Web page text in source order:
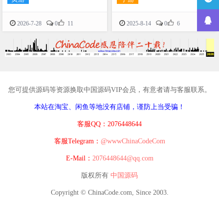
2026-7-28 0 11 2025-8-14 0 6
您可提供源码等资源换取中国源码VIP会员，有意者请与客服联系。
本站在淘宝、闲鱼等地没有店铺，谨防上当受骗！
客服QQ：2076448644
客服Telegram： @wwwChinaCodeCom
E-Mail： 2076448644@qq.com
版权所有 中国源码
Copyright © ChinaCode.com, Since 2003.